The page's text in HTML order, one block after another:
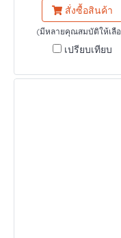
สั่งซื้อสินค้า
(มีหลายคุณสมบัติให้เลื
เปรียบเทียบ